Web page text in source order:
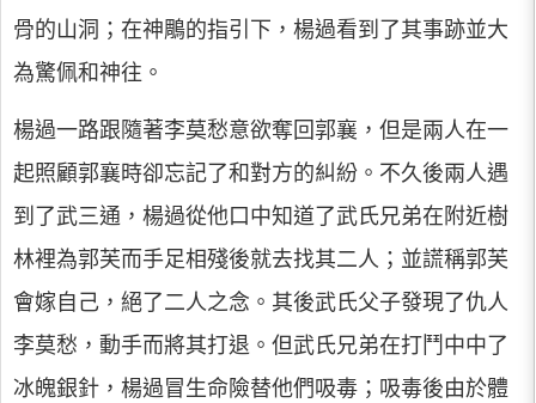
骨的山洞；在神鵰的指引下，楊過看到了其事跡並大
為驚佩和神往。
楊過一路跟隨著李莫愁意欲奪回郭襄，但是兩人在一
起照顧郭襄時卻忘記了和對方的糾紛。不久後兩人遇
到了武三通，楊過從他口中知道了武氏兄弟在附近樹
林裡為郭芙而手足相殘後就去找其二人；並謊稱郭芙
會嫁自己，絕了二人之念。其後武氏父子發現了仇人
李莫愁，動手而將其打退。但武氏兄弟在打鬥中中了
冰魄銀針，楊過冒生命險替他們吸毒；吸毒後由於體